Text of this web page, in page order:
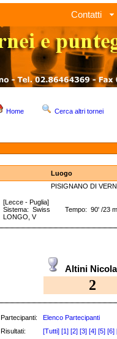
Contatti
Home Cerca altri tornei
Luogo
PISIGNANO DI
[Lecce - Puglia]
Sistema: Swiss Tempo: 90' /23
LONGO, V
Altini
2
Partecipanti: Elenco Partecipanti
Risultati:
[Tutti] [1] [2] [3] [4] [5] [6]